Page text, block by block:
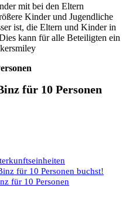
mit bei den Eltern
Kinder und Jugendliche
ist, die Eltern und Kinder in
kann für alle Beteiligten ein
für 10 Personen
für 10 Personen buchst!
für 10 Personen